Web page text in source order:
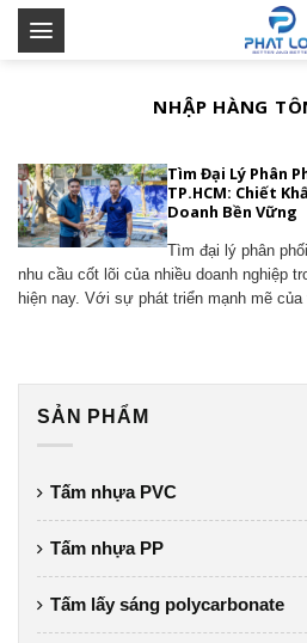
Skip
NHẬP HÀNG
SẢN PHẨM
Tấm nhựa PVC
Tấm nhựa PP
Tấm lấy sáng polycarbonate
Tìm Đại Lý Phân
TP.HCM: Chiết
Doanh Bền Vững
Tìm đại lý phân
nhu cầu cốt lõi của nhiều doanh nghiệp
hiện nay. Với sự phát triển mạnh mẽ của